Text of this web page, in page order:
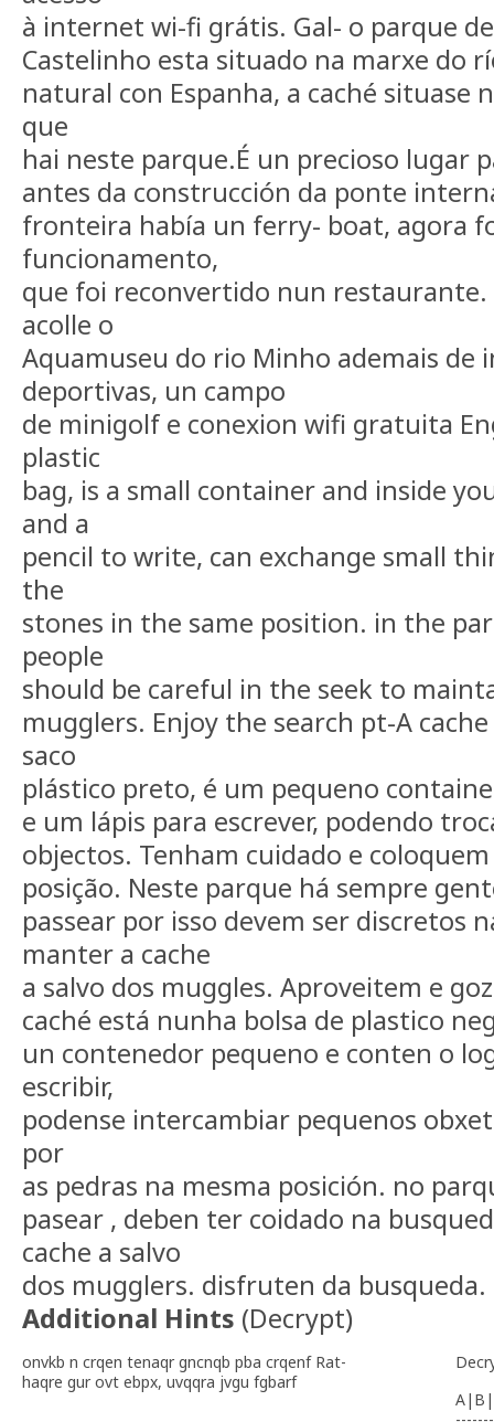
à internet wi-fi grátis. Gal- o parque
Castelinho esta situado na marxe do
natural con Espanha, a caché situase
que
hai neste parque.É un precioso lugar
antes da construcción da ponte
fronteira había un ferry- boat, agora
funcionamento,
que foi reconvertido nun
acolle o
Aquamuseu do rio Minho ademais de
deportivas, un campo
de minigolf e conexion wifi gratuita
plastic
bag, is a small container and inside
and a
pencil to write, can exchange small
the
stones in the same position. in the
people
should be careful in the seek to
mugglers. Enjoy the search pt-A
saco
plástico preto, é um pequeno
e um lápis para escrever, podendo
objectos. Tenham cuidado e
posição. Neste parque há sempre
passear por isso devem ser discretos
manter a cache
a salvo dos muggles. Aproveitem e
caché está nunha bolsa de plastico
un contenedor pequeno e conten o
escribir,
podense intercambiar pequenos
por
as pedras na mesma posición. no
pasear , deben ter coidado na
cache a salvo
dos mugglers. disfruten da busqueda.
Additional Hints (Decrypt)
onvkb n crqen tenaqr gncnqb pba crqenf Rat-
haqre gur ovt ebpx, uvqqra jvgu fgbarf